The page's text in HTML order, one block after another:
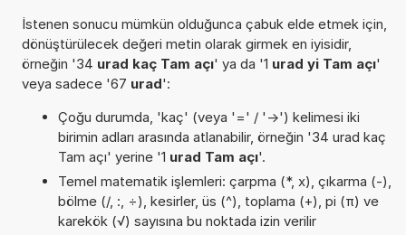
İstenen sonucu mümkün olduğunca çabuk elde etmek için,
dönüştürülecek değeri metin olarak girmek en iyisidir,
örneğin '34 urad kaç Tam açı' ya da '1 urad yi Tam açı'
veya sadece '67 urad':
Çoğu durumda, 'kaç' (veya '=' / '->') kelimesi iki
birimin adları arasında atlanabilir, örneğin '34 urad kaç
Tam açı' yerine '1 urad Tam açı'.
Temel matematik işlemleri: çarpma (*, x), çıkarma (-),
bölme (/, :, ÷), kesirler, üs (^), toplama (+), pi (π) ve
karekök (√) sayısına bu noktada izin verilir